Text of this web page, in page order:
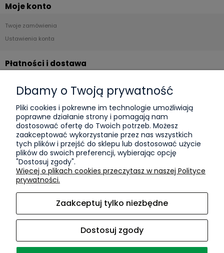
Moje konto
Twoje zamówienia
Ustawienia konta
Płatności i dostawa
Czas i koszty dostawy
Informacje
Polityka prywatności
O nas
Sport
Dbamy o Twoją prywatność
Pliki cookies i pokrewne im technologie umożliwiają
poprawne działanie strony i pomagają nam
dostosować ofertę do Twoich potrzeb. Możesz
zaakceptować wykorzystanie przez nas wszystkich
tych plików i przejść do sklepu lub dostosować użycie
plików do swoich preferencji, wybierając opcję
"Dostosuj zgody".
Więcej o plikach cookies przeczytasz w naszej Polityce
prywatności.
Zaakceptuj tylko niezbędne
Dostosuj zgody